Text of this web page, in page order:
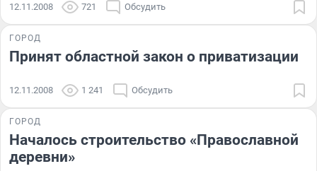
12.11.2008 721 Обсудить
ГОРОД
Принят областной закон о приватизации
12.11.2008 1 241 Обсудить
ГОРОД
Началось строительство «Православной
деревни»